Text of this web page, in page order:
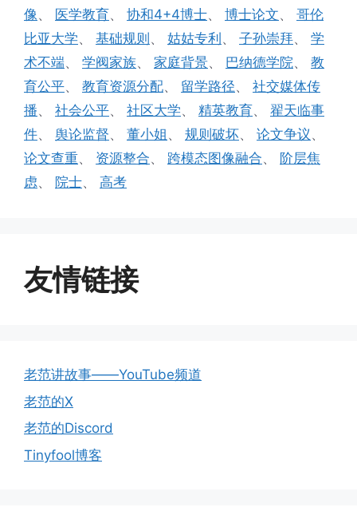
像、 医学教育、 协和4+4博士、 博士论文、 哥伦
比亚大学、 基础规则 、 姑姑专利 、 子孙崇拜、 学
术不端、 学阀家族、 家庭背景、 巴纳德学院、 教
育公平、 教育资源分配、 留学路径、 社交媒体传
播、 社会公平、 社区大学、 精英教育、 翟天临事
件、 舆论监督、 董小姐 、 规则破坏、 论文争议 、
论文查重、 资源整合、 跨模态图像融合、 阶层焦
虑、 院士、 高考
友情链接
老范讲故事——YouTube频道
老范的X
老范的Discord
Tinyfool博客